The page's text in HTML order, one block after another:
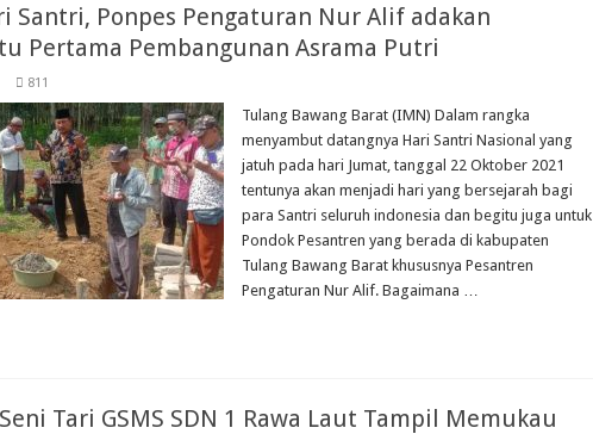
Santri, Ponpes Pengaturan Nur Alif adakan
Pertama Pembangunan Asrama Putri
811
Tulang Bawang Barat (IMN) Dalam rangka
menyambut datangnya Hari Santri Nasional yang
jatuh pada hari Jumat, tanggal 22 Oktober 2021
tentunya akan menjadi hari yang bersejarah bagi
para Santri seluruh indonesia dan begitu juga untuk
Pondok Pesantren yang berada di kabupaten
Tulang Bawang Barat khususnya Pesantren
Pengaturan Nur Alif. Bagaimana …
Tari GSMS SDN 1 Rawa Laut Tampil Memukau